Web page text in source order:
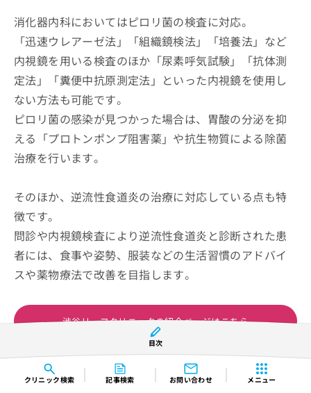
クリニック検索 記事検索 お問い合わせ メニュー
消化器内科においてはピロリ菌の検査に対応。
「迅速ウレアーゼ法」「組織鏡検法」「培養法」など
内視鏡を用いる検査のほか「尿素呼気試験」「抗体測
定法」「糞便中抗原測定法」といった内視鏡を使用し
ない方法も可能です。
ピロリ菌の感染が見つかった場合は、胃酸の分泌を抑
える「プロトンポンプ阻害薬」や抗生物質による除菌
治療を行います。
そのほか、逆流性食道炎の治療に対応している点も特
徴です。
問診や内視鏡検査により逆流性食道炎と診断された患
者には、食事や姿勢、服装などの生活習慣のアドバイ
スや薬物療法で改善を目指します。
渋谷リーフクリニックの紹介ページはこちら
コンテンツの誤りを送信する
目次